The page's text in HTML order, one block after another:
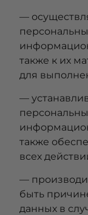
—
также к их
для
—
также
всех
—
быть
данных в